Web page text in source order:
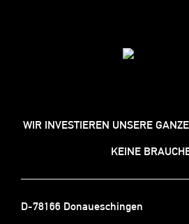
WIR INVESTIEREN UNSERE
KEINE
D-78166 Donaueschingen